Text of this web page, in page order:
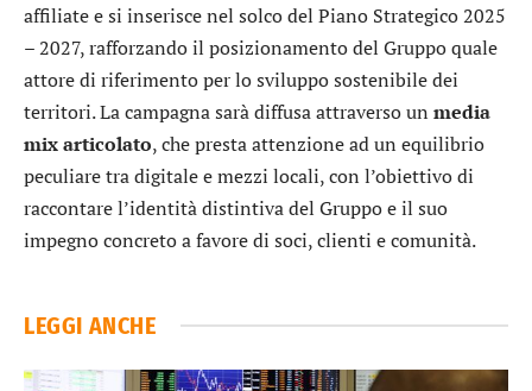
affiliate e si inserisce nel solco del Piano Strategico 2025
– 2027, rafforzando il posizionamento del Gruppo quale
attore di riferimento per lo sviluppo sostenibile dei
territori. La campagna sarà diffusa attraverso un media
mix articolato, che presta attenzione ad un equilibrio
peculiare tra digitale e mezzi locali, con l’obiettivo di
raccontare l’identità distintiva del Gruppo e il suo
impegno concreto a favore di soci, clienti e comunità.
LEGGI ANCHE